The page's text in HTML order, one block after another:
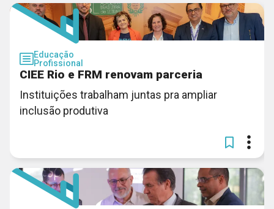
Educação
Profissional
CIEE Rio e FRM renovam parceria
Instituições trabalham juntas pra ampliar
inclusão produtiva